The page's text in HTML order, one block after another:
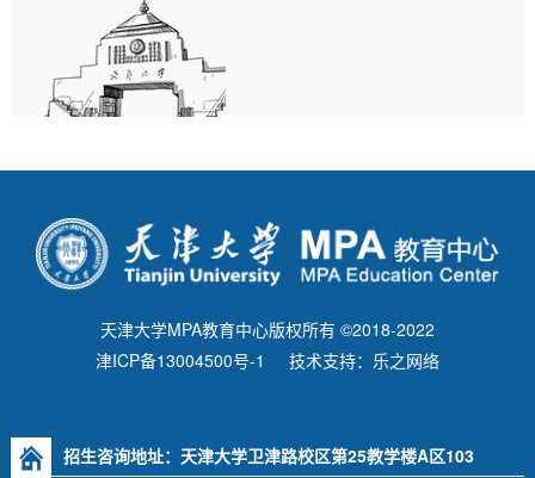
天津大学MPA教育中心版权所有 ©2018-2022
津ICP备13004500号-1
技术支持：乐之网络
招生咨询地址：天津大学卫津路校区第25教学楼A区103